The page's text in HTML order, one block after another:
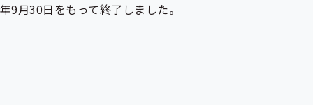
年9月30日をもって終了しました。